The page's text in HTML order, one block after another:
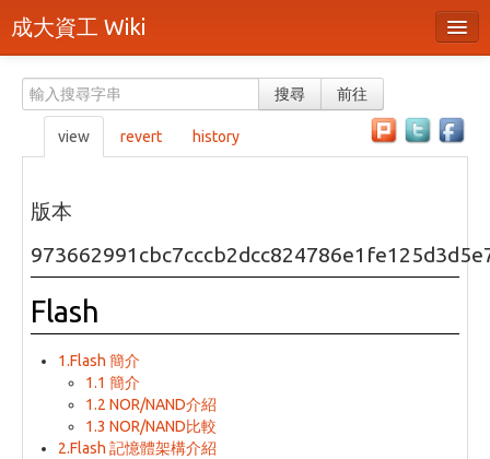
成大資工 Wiki
分類
隨機頁面
最近活動
上傳檔案
頁面原始檔
可列印版本
刪除本頁
搜尋 前往
view revert history
版本
Flash
1.Flash 簡介
1.1 簡介
1.2 NOR/NAND介紹
1.3 NOR/NAND比較
2.Flash 記憶體架構介紹